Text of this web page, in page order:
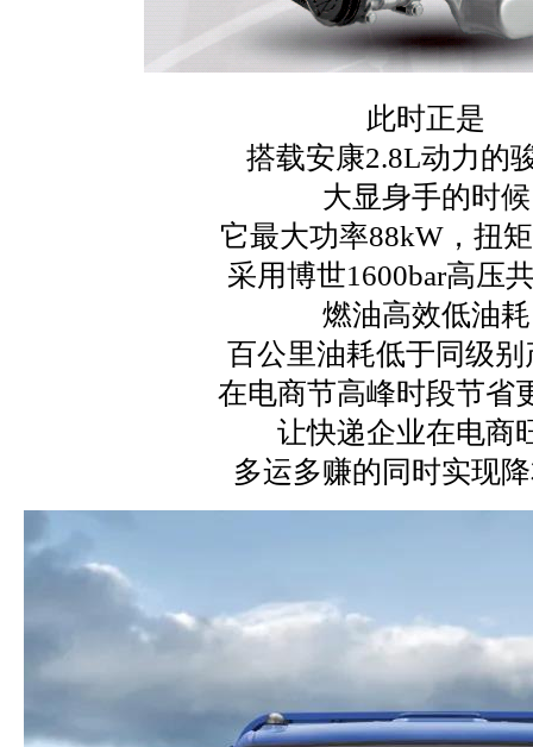
此时正是
搭载安康2.8L动力的
大显身手的时候
它最大功率88kW，扭矩
采用博世1600bar高压
燃油高效低油耗
百公里油耗低于同级别
在电商节高峰时段节省
让快递企业在电商
多运多赚的同时实现